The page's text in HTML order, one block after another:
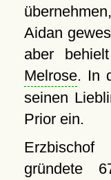
Aidan
aber
Melrose. In
seinen
Prior ein.
gründete